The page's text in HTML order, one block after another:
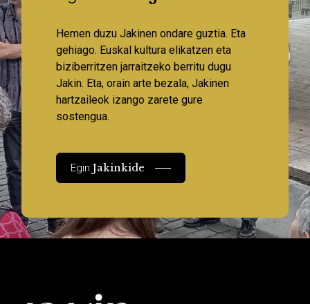
Hemen duzu Jakinen ondare guztia. Eta
gehiago. Euskal kultura elikatzen eta
biziberritzen jarraitzeko berritu dugu
Jakin. Eta, orain arte bezala, Jakinen
hartzaileok izango zarete gure
sostengua.
EginJakinkide